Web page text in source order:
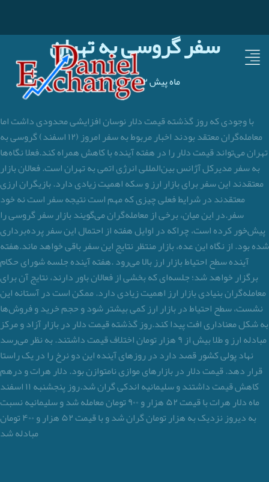
سفر گروسی به تهران
۱۴۰۱/۱۲/۱۲- ۴۲ ماه پیش
با وجودی که روز گذشته قیمت دلار نوسان افزایشی محدودی داشت اما
معامله‌گران معتقد بودند اخبار مربوط به سفر امروز (۱۲ اسفند) گروسی به
تهران می‌تواند قیمت دلار را در هفته آینده با کاهش همراه کند.فعلا نگاه‌ها
به سفر مدیرکل آژانس بین‌المللی انرژی اتمی به تهران است. فعالان بازار
معتقدند این سفر برای بازار ارز و سکه اهمیت زیادی دارد. بازیگران ارزی
معتقدند در شرایط فعلی چیزی که مهم است نتیجه سفر است نه خود
سفر.در این میان، برخی از معامله‌گران می‌گویند بازار سفر گروسی را
پیش‌خور کرده است، چراکه در اوایل هفته از احتمال این سفر پرده‌برداری
شده بود. از نگاه این عده، بازار منتظر نتایج این سفر باقی خواهد ماند.هفته
آینده سطح احتیاط بازار ارز بالا می‌رود .هفته آینده جلسه شورای حکام
برگزار خواهد شد؛ جلسه‌ای که بخشی از فعالان باور دارند، نتایج آن برای
معامله‌گران بنیادی بازار ارز اهمیت زیادی دارد. ممکن است در آستانه این
نشست، سطح احتیاط در بازار ارز کمی بیشتر شود و حجم خرید و فروش‌ها
به شکل معناداری افت پیدا کند.روز گذشته قیمت دلار در بازار آزاد و مرکز
مبادله ارز و طلا بیش از ۹ هزار تومان اختلاف قیمت داشتند. به نظر می‌رسد
نهاد پولی کشور قصد دارد در روزهای آینده این دو نرخ را در یک ‌راستا
قرار دهد. قیمت دلار در بازارهای موازی نامتوازن بود. دلار هرات و درهم
کاهش قیمت داشتند و سلیمانیه اندکی گران شد.روز پنجشنبه ۱۱ اسفند
ماه دلار هرات با قیمت ۵۲ هزار و ۹۰۰ تومان معامله شد و سلیمانیه نسبت
به دیروز نزدیک به هزار تومان گران شد و با قیمت ۵۲ هزار و ۴۰۰ تومان
مبادله شد